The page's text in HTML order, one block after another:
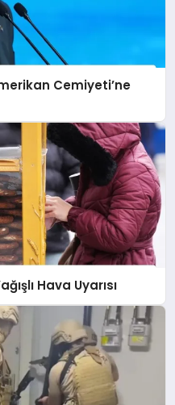
Cemiyeti’ne
Hava Uyarısı